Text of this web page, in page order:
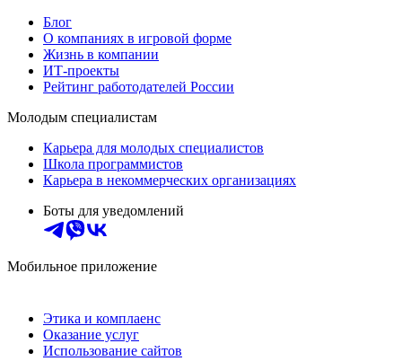
Блог
О компаниях в игровой форме
Жизнь в компании
ИТ-проекты
Рейтинг работодателей России
Молодым специалистам
Карьера для молодых специалистов
Школа программистов
Карьера в некоммерческих организациях
Боты для уведомлений
Мобильное приложение
Этика и комплаенс
Оказание услуг
Использование сайтов